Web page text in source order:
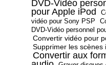
DVD-Vidéo
pour Apple iPod
vidéo pour Sony PSP
DVD-Vidéo personnel
Convertir vidéo pour
Supprimer les scènes
Convertir aux